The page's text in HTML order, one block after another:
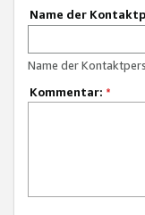
Name der
Name der
Kommentar: *